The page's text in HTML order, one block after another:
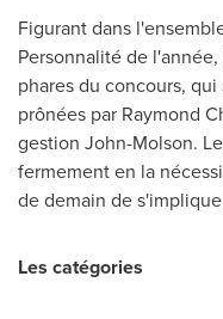
Figurant dans
Personnalité de
phares du concours,
prônées par Raymond
gestion John-Molson.
fermement en la
de demain de
Les catégories